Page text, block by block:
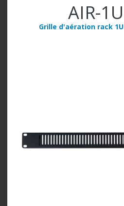
AIR-1U
Grille d'aération rack 1U